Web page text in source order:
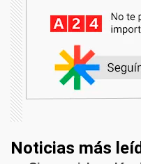
Noticias más